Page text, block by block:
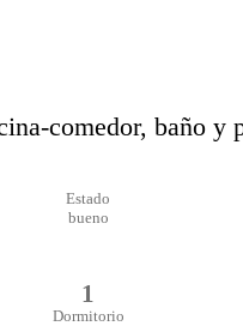
comedor, baño y
Estado
bueno
1
Dormitorio